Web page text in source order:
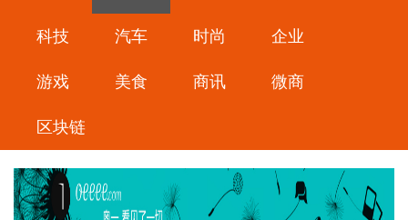
科技 汽车 时尚 企业
游戏 美食 商讯 微商
区块链